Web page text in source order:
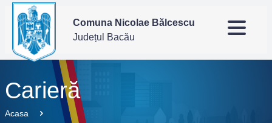
Comuna Nicolae Bălcescu
Județul Bacău
Carieră
Acasa